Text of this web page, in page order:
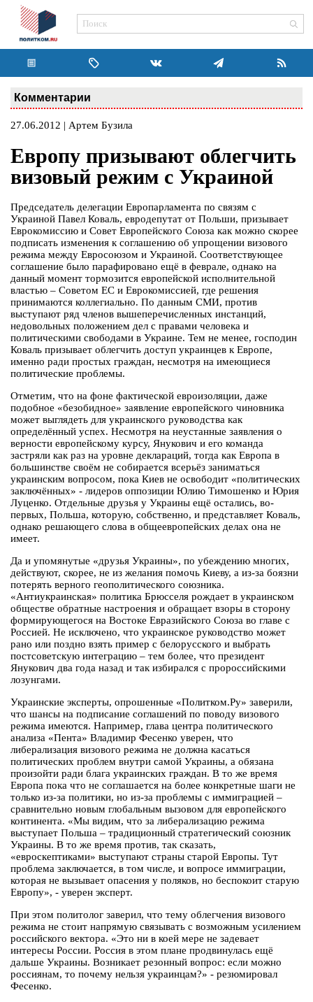
Комментарии
27.06.2012 | Артем Бузила
Европу призывают облегчить
визовый режим с Украиной
Председатель делегации Европарламента по связям с
Украиной Павел Коваль, евродепутат от Польши, призывает
Еврокомиссию и Совет Европейского Союза как можно скорее
подписать изменения к соглашению об упрощении визового
режима между Евросоюзом и Украиной. Соответствующее
соглашение было парафировано ещё в феврале, однако на
данный момент тормозится европейской исполнительной
властью – Советом ЕС и Еврокомиссией, где решения
принимаются коллегиально. По данным СМИ, против
выступают ряд членов вышеперечисленных инстанций,
недовольных положением дел с правами человека и
политическими свободами в Украине. Тем не менее, господин
Коваль призывает облегчить доступ украинцев к Европе,
именно ради простых граждан, несмотря на имеющиеся
политические проблемы.
Отметим, что на фоне фактической евроизоляции, даже
подобное «безобидное» заявление европейского чиновника
может выглядеть для украинского руководства как
определённый успех. Несмотря на неустанные заявления о
верности европейскому курсу, Янукович и его команда
застряли как раз на уровне деклараций, тогда как Европа в
большинстве своём не собирается всерьёз заниматься
украинским вопросом, пока Киев не освободит «политических
заключённых» - лидеров оппозиции Юлию Тимошенко и Юрия
Луценко. Отдельные друзья у Украины ещё остались, во-
первых, Польша, которую, собственно, и представляет Коваль,
однако решающего слова в общеевропейских делах она не
имеет.
Да и упомянутые «друзья Украины», по убеждению многих,
действуют, скорее, не из желания помочь Киеву, а из-за боязни
потерять верного геополитического союзника.
«Антиукраинская» политика Брюсселя рождает в украинском
обществе обратные настроения и обращает взоры в сторону
формирующегося на Востоке Евразийского Союза во главе с
Россией. Не исключено, что украинское руководство может
рано или поздно взять пример с белорусского и выбрать
постсоветскую интеграцию – тем более, что президент
Янукович два года назад и так избирался с пророссийскими
лозунгами.
Украинские эксперты, опрошенные «Политком.Ру» заверили,
что шансы на подписание соглашений по поводу визового
режима имеются. Например, глава центра политического
анализа «Пента» Владимир Фесенко уверен, что
либерализация визового режима не должна касаться
политических проблем внутри самой Украины, а обязана
произойти ради блага украинских граждан. В то же время
Европа пока что не соглашается на более конкретные шаги не
только из-за политики, но из-за проблемы с иммиграцией –
сравнительно новым глобальным вызовом для европейского
континента. «Мы видим, что за либерализацию режима
выступает Польша – традиционный стратегический союзник
Украины. В то же время против, так сказать,
«евроскептиками» выступают страны старой Европы. Тут
проблема заключается, в том числе, и вопросе иммиграции,
которая не вызывает опасения у поляков, но беспокоит старую
Европу», - уверен эксперт.
При этом политолог заверил, что тему облегчения визового
режима не стоит напрямую связывать с возможным усилением
российского вектора. «Это ни в коей мере не задевает
интересы России. Россия в этом плане продвинулась ещё
дальше Украины. Возникает резонный вопрос: если можно
россиянам, то почему нельзя украинцам?» - резюмировал
Фесенко.